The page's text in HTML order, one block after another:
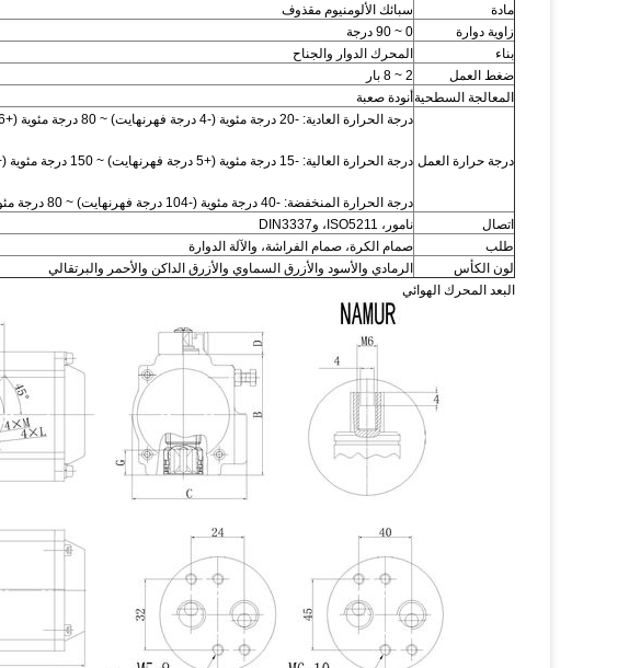
مادة
سبائك الألومنيوم مقذوف
زاوية دوارة
0 ~ 90 درجة
بناء
المحرك الدوار والجناح
ضغط العمل
2 ~ 8 بار
المعالجة السطحية أنودة صعبة
درجة حرارة العمل
درجة الحرارة العادية: -20 درجة مئوية (-4 درجة فهرنهايت) ~ 80 درجة مئوية (+176 درجة فهرنهايت)؛
درجة الحرارة العالية: -15 درجة مئوية (+5 درجة فهرنهايت) ~ 150 درجة مئوية (+302 درجة فهرنهايت)؛
درجة الحرارة المنخفضة: -40 درجة مئوية (-104 درجة فهرنهايت) ~ 80 درجة مئوية (+176 درجة فهرنهايت).
اتصال
نامور، ISO5211، وDIN3337
طلب
صمام الكرة، صمام الفراشة، والآلة الدوارة
لون الكأس
الرمادي والأسود والأزرق السماوي والأزرق الداكن والأحمر والبرتقالي
البعد المحرك الهوائي